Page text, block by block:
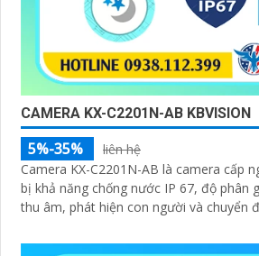
CAMERA KX-C2201N-AB KBVISION
5%-35%
liên hệ
Camera KX-C2201N-AB là camera cấp
bị khả năng chống nước IP 67, độ phân giải 2.0 MP.
thu âm, phát hiện con người và chuyển